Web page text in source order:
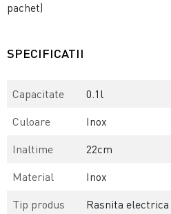
pachet)
SPECIFICATII
Capacitate
0.1l
Culoare
Inox
Inaltime
22cm
Material
Inox
Tip produs
Rasnita electrica